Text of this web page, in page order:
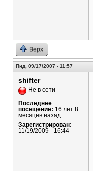
Верх
Пнд, 09/17/2007 - 11:57
shifter
Не в сети
Последнее
посещение: 16 лет 8
месяцев назад
Зарегистрирован:
11/19/2009 - 16:44